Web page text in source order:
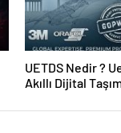
UETDS Nedir ?
Akıllı Dijital